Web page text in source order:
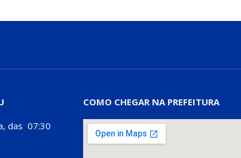
das 07:30
COMO CHEGAR NA PREFEITURA